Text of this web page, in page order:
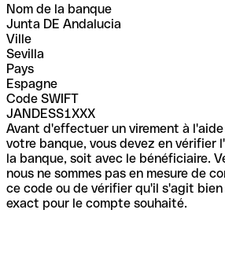
Nom de la banque
Junta DE Andalucia
Ville
Sevilla
Pays
Espagne
Code SWIFT
JANDESS1XXX
Avant d'effectuer un virement à
votre banque, vous devez en vérifier
la banque, soit avec le bénéficiaire.
nous ne sommes pas en mesure de
ce code ou de vérifier qu'il s'agit bien
exact pour le compte souhaité.